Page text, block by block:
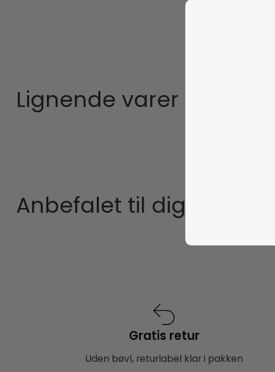
Lignende varer
Anbefalet til dig
Gratis retur
Uden bøvl, returlabel klar i pakken